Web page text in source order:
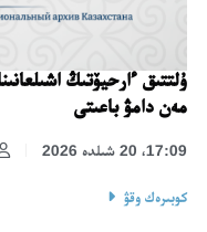
مەن دامۋ باعىتى
17:09، 20 شىلدە 2026
كوبىرەك وقۋ